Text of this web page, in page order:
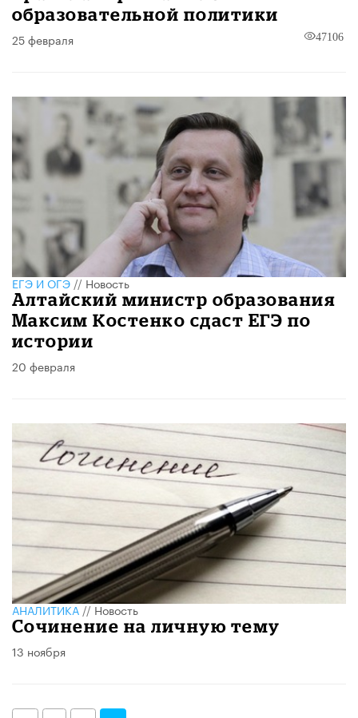
образовательной политики
25 февраля 47106
ЕГЭ И ОГЭ//Новость
Алтайский министр образования
Максим Костенко сдаст ЕГЭ по
истории
20 февраля
АНАЛИТИКА//Новость
Сочинение на личную тему
13 ноября